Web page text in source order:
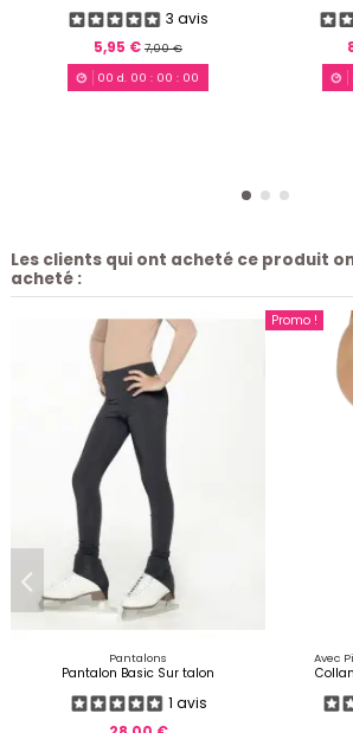
3 avis
5,95 € 7,00 €
00 d. 00 : 00 : 00
Les clients qui ont acheté ce produit
acheté :
Pantalons
Pantalon Basic Sur talon
1 avis
Promo !
Avec